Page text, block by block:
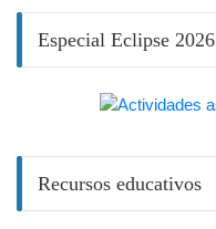
Especial Eclipse 2026
Recursos educativos